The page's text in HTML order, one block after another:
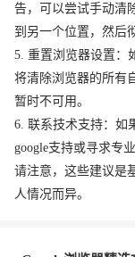
告，可以尝试手动清
到另一个位置，然后
5. 重置浏览器设置：
将清除浏览器的所有
暂时不可用。
6. 联系技术支持：如
google支持或寻求专
请注意，这些建议是
人情况而异。